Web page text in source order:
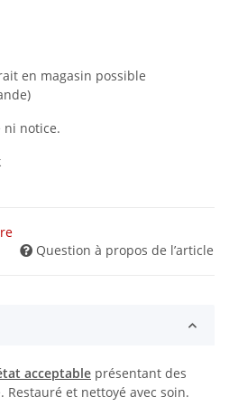
en magasin possible
ni notice.
Question à propos de l’article
acceptable présentant des
Restauré et nettoyé avec soin.